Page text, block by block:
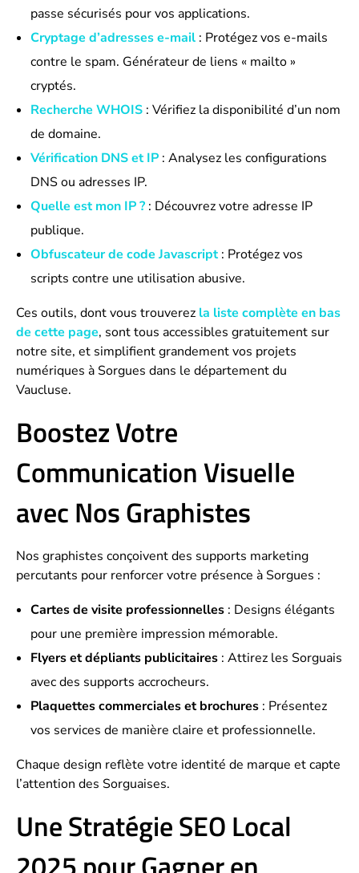
passe sécurisés pour vos applications.
Cryptage d’adresses e-mail: Protégez vos e-mails
contre le spam. Générateur de liens « mailto »
cryptés.
Recherche WHOIS: Vérifiez la disponibilité d’un nom
de domaine.
Vérification DNS et IP: Analysez les configurations
DNS ou adresses IP.
Quelle est mon IP ?: Découvrez votre adresse IP
publique.
Obfuscateur de code Javascript: Protégez vos
scripts contre une utilisation abusive.
Ces outils, dont vous trouverez la liste complète en bas
de cette page, sont tous accessibles gratuitement sur
notre site, et simplifient grandement vos projets
numériques à Sorgues dans le département du
Vaucluse.
Boostez Votre
Communication Visuelle
avec Nos Graphistes
Nos graphistes conçoivent des supports marketing
percutants pour renforcer votre présence à Sorgues :
Cartes de visite professionnelles: Designs élégants
pour une première impression mémorable.
Flyers et dépliants publicitaires: Attirez les Sorguais
avec des supports accrocheurs.
Plaquettes commerciales et brochures: Présentez
vos services de manière claire et professionnelle.
Chaque design reflète votre identité de marque et capte
l’attention des Sorguaises.
Une Stratégie SEO Local